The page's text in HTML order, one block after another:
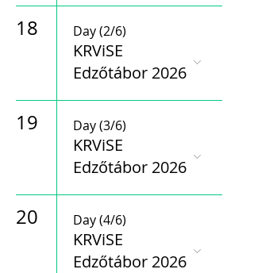
18 Day (2/6)
KRViSE
Edzőtábor 2026
19 Day (3/6)
KRViSE
Edzőtábor 2026
20 Day (4/6)
KRViSE
Edzőtábor 2026